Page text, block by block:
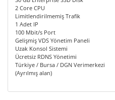
2 Core CPU
Limitlendirilmemiş Trafik
1 Adet IP
100 Mbit/s Port
Gelişmiş VDS Yönetim Paneli
Uzak Konsol Sistemi
Ücretsiz RDNS Yönetimi
Türkiye / Bursa / DGN Verimerkezi
(Ayrılmış alan)